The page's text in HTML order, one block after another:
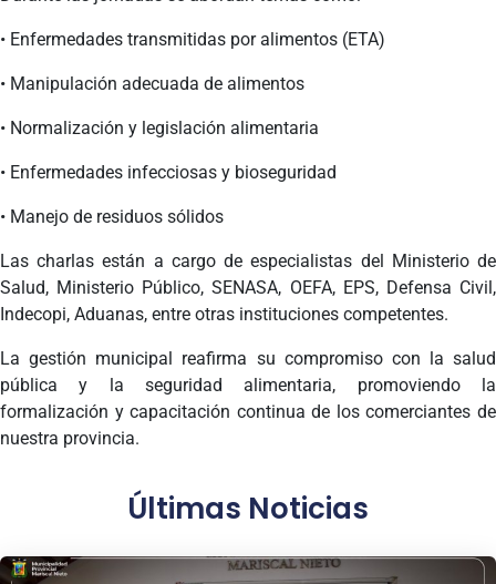
• Enfermedades transmitidas por alimentos (ETA)
• Manipulación adecuada de alimentos
• Normalización y legislación alimentaria
• Enfermedades infecciosas y bioseguridad
• Manejo de residuos sólidos
Las charlas están a cargo de especialistas del Ministerio de
Salud, Ministerio Público, SENASA, OEFA, EPS, Defensa Civil,
Indecopi, Aduanas, entre otras instituciones competentes.
La gestión municipal reafirma su compromiso con la salud
pública y la seguridad alimentaria, promoviendo la
formalización y capacitación continua de los comerciantes de
nuestra provincia.
Últimas Noticias